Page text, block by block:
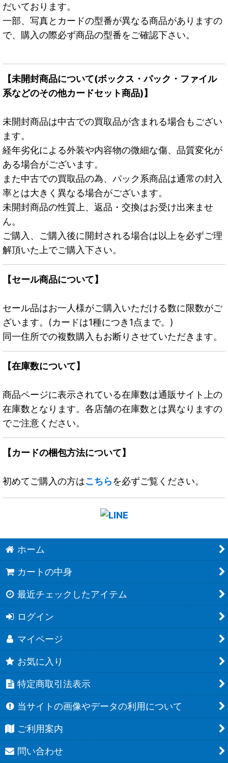
だいております。
一部、写真とカードの型番が異なる商品がありますの
で、購入の際必ず商品の型番をご確認下さい。
【未開封商品について(ボックス・パック・ファイル
系などのその他カードセット商品)】
未開封商品は中古での買取品が含まれる場合もござい
ます。
経年劣化による外装や内容物の微細な傷、品質変化が
ある場合がございます。
また中古での買取品の為、パック系商品は通常の封入
率とは大きく異なる場合がございます。
未開封商品の性質上、返品・交換はお受け出来ませ
ん。
ご購入、ご購入後に開封される場合は以上を必ずご理
解頂いた上でご購入下さい。
【セール商品について】
セール品はお一人様がご購入いただける数に限数がご
ざいます。(カードは1種につき1点まで。)
同一住所での複数購入もお断りさせていただきます。
【在庫数について】
商品ページに表示されている在庫数は通販サイト上の
在庫数となります。各店舗の在庫数とは異なりますの
でご注意ください。
【カードの梱包方法について】
初めてご購入の方はこちらを必ずご覧ください。
ホーム
カートの中身
最近チェックしたアイテム
ログイン
マイページ
お気に入り
特定商取引法表示
当サイトの画像やデータの利用について
ご利用案内
問い合わせ